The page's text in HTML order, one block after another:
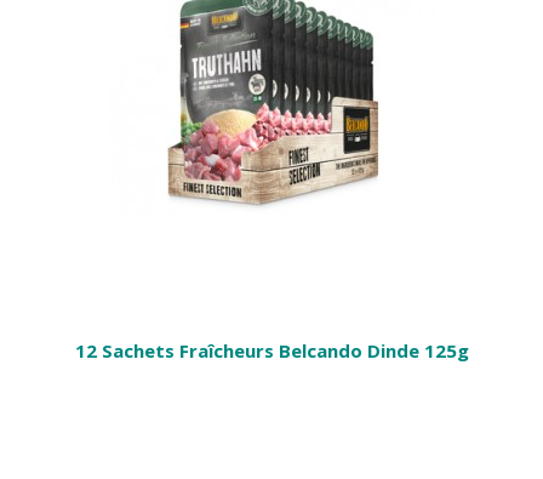
12 Sachets Fraîcheurs Belcando Dinde 125g